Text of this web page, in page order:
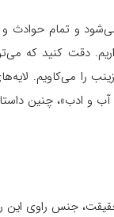
و تمام
دقت کنید که
می‌کاویم. لایه‌های
آب و ادب»، چنین
جنس راوی این